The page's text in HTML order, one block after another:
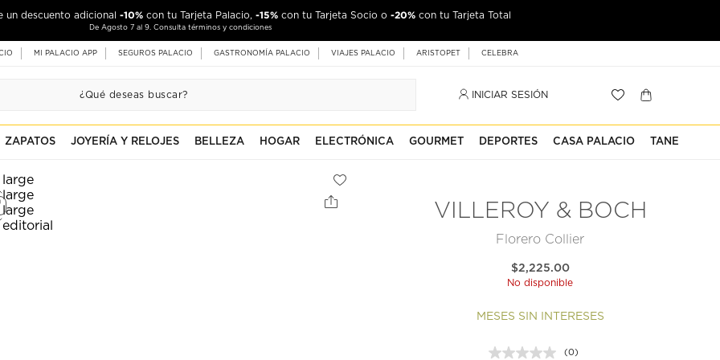
un descuento adicional -10% con tu Tarjeta Palacio, -15% con tu Tarjeta Socio o -20% con tu Tarjeta Total
De Agosto 7 al 9. Consulta términos y condiciones
MI PALACIO APP SEGUROS PALACIO GASTRONOMÍA PALACIO VIAJES PALACIO ARISTOPET CELEBRA
INICIAR SESIÓN
ZAPATOS JOYERÍA Y RELOJES BELLEZA HOGAR ELECTRÓNICA GOURMET DEPORTES CASA PALACIO TANE
VILLEROY & BOCH
Florero Collier
$2,225.00
No disponible
MESES SIN INTERESES
(0)